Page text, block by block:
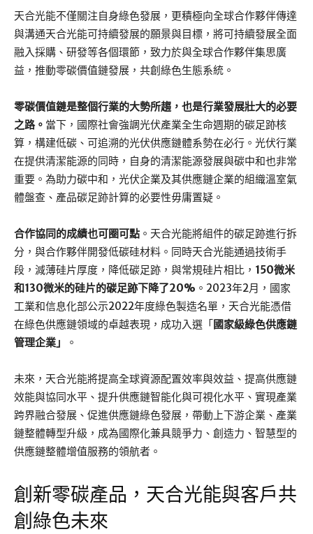
天合光能不僅關注自身綠色發展，更積極向全球合作夥伴傳達
與溝通天合光能可持續發展的願景與目標，將可持續發展全面
融入採購、研發等各個環節，致力於與全球合作夥伴集思廣
益，推動零碳價值鏈發展，共創綠色生態系統。
零碳價值鏈是整個行業的大勢所趨，也是行業發展壯大的必要
之路。 當下，國際社會強調光伏產業全生命週期的碳足跡核
算，構建低碳、可追溯的光伏供應鏈體系勢在必行。光伏行業
在提供清潔能源的同時，自身的清潔能源發展與碳中和也非常
重要。為助力碳中和，光伏企業及其供應鏈企業的組織溫室氣
體盤查、產品碳足跡計算的必要性毋庸置疑。
合作協同的成績也可圈可點 。天合光能將組件的碳足跡進行拆
分，與合作夥伴開發低碳硅材料。同時天合光能通過技術手
段，減薄硅片厚度，降低碳足跡，與常規硅片相比， 150微米
和130微米的硅片的碳足跡下降了20% 。2023年2月，國家
工業和信息化部公示2022年度綠色製造名單，天合光能憑借
在綠色供應鏈領域的卓越表現，成功入選「 國家級綠色供應鏈
管理企業」
。
未來，天合光能將提高全球資源配置效率與效益、提高供應鏈
效能與協同水平、提升供應鏈智能化與可視化水平、實現產業
跨界融合發展、促進供應鏈綠色發展，帶動上下游企業、產業
鏈整體轉型升級，成為國際化兼具競爭力、創造力、智慧型的
供應鏈整體增值服務的領航者。
創新零碳產品，天合光能與客戶共
創綠色未來